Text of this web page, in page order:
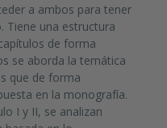
a ambos para tener
Tiene una estructura
de forma
se aborda la temática
que de forma
en la monografía.
I y II, se analizan